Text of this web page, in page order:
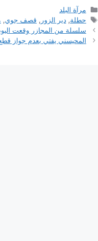
التصنيفات
مرآة البلد
الوسوم
حطلة,دير الزور , قصف جوي,
سلسلة من المجازر وقعت
المحيسني يفتي بعدم جواز